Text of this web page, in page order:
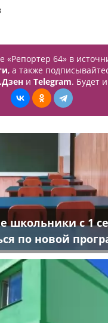
«Репортер 64» в
, а также
и Telegram. Будет
школьники с 1
по новой